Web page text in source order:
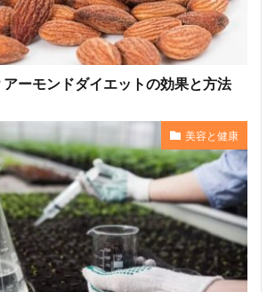
ーモンドダイエットの効果と方法
美容と健康